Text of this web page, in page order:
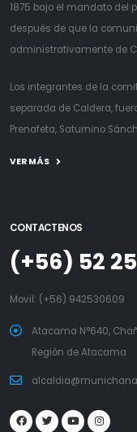
1875 bajo el mandato del
después de que la
administrativamente de
Los integrantes de la
separada de Caldera,
Prenafeta, Saturnino
VER MÁS
CONTACTENOS
(+56) 52
Movil: (+56) 942530609
Atacama N°640,
Región de Atacama